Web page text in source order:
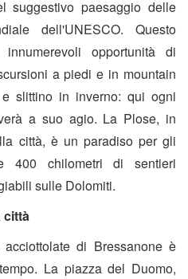
suggestivo paesaggio delle
dell'UNESCO. Questo
opportunità di
a piedi e in mountain
slittino in inverno: qui ogni
a suo agio. La Plose, in
città, è un paradiso per gli
400 chilometri di sentieri
sulle Dolomiti.
città
di Bressanone è
La piazza del Duomo,